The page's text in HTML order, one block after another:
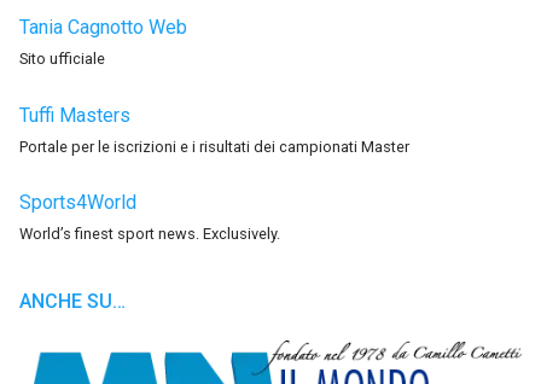
Tania Cagnotto Web
Sito ufficiale
Tuffi Masters
Portale per le iscrizioni e i risultati dei campionati Master
Sports4World
World’s finest sport news. Exclusively.
ANCHE SU…